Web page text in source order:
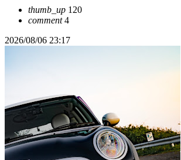
thumb_up 120
comment4
2026/08/06 23:17